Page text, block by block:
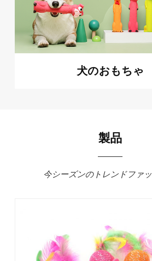
犬のおもちゃ
製品
今シーズンのトレンドファ